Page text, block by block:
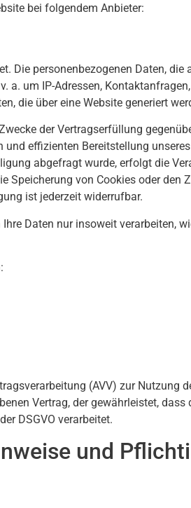
bei folgendem Anbieter:
Die personenbezogenen Daten,
a. um IP-Adressen,
die über eine Website generiert
der Vertragserfüllung
und effizienten Bereitstellung
abgefragt wurde, erfolgt die
Speicherung von Cookies oder
ist jederzeit widerrufbar.
Ihre Daten nur insoweit verarbeiten,
(AVV) zur Nutzung
Vertrag, der gewährleistet,
DSGVO verarbeitet.
und